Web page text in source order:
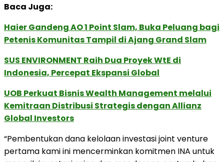
Baca Juga:
Haier Gandeng AO 1 Point Slam, Buka Peluang bagi
Petenis Komunitas Tampil di Ajang Grand Slam
SUS ENVIRONMENT Raih Dua Proyek WtE di
Indonesia, Percepat Ekspansi Global
UOB Perkuat Bisnis Wealth Management melalui
Kemitraan Distribusi Strategis dengan Allianz
Global Investors
“Pembentukan dana kelolaan investasi joint venture
pertama kami ini mencerminkan komitmen INA untuk